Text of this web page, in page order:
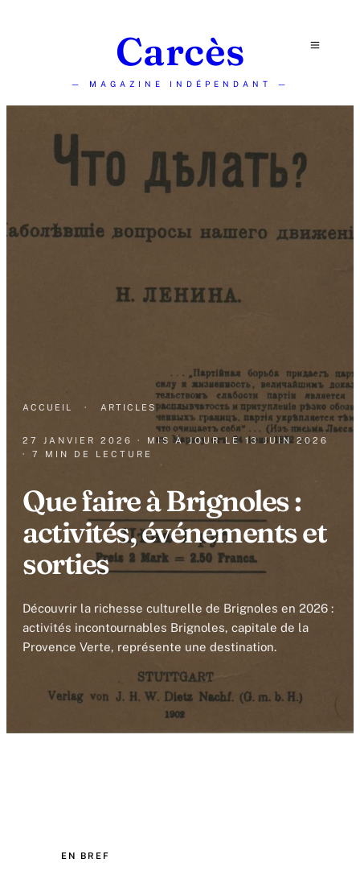
Carcès
— MAGAZINE INDÉPENDANT —
ACCUEIL · ARTICLES
27 JANVIER 2026 · MIS À JOUR LE 13 JUIN 2026
· 7 MIN DE LECTURE
Que faire à Brignoles :
activités, événements et
sorties
Découvrir la richesse culturelle de Brignoles en 2026 :
activités incontournables Brignoles, capitale de la
Provence Verte, représente une destination.
EN BREF